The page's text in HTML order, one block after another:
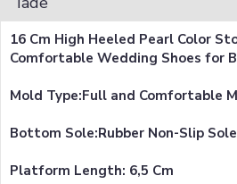
16 Cm High Heeled Pearl Color
Comfortable Wedding Shoes for
Mold Type:Full and Comfortable
Bottom Sole:Rubber Non-Slip Sole
Platform Length: 6,5 Cm